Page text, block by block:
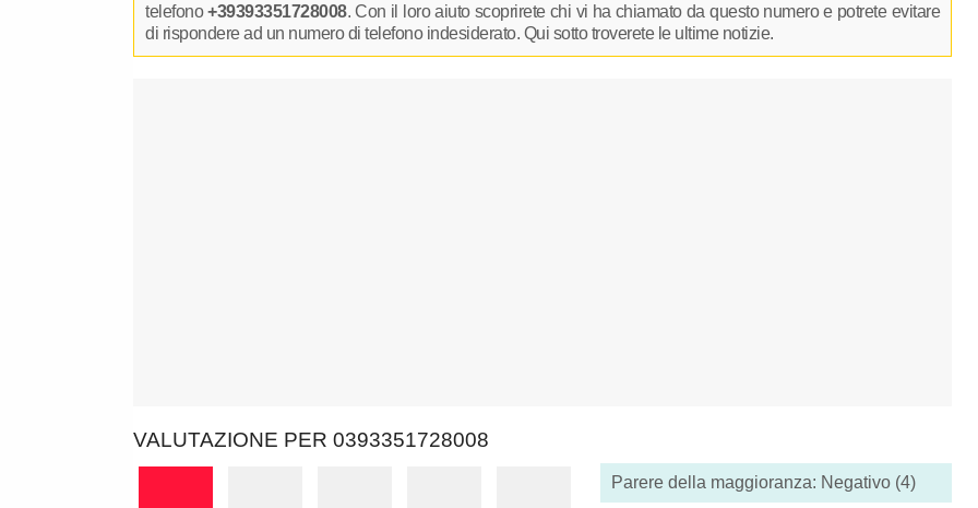
telefono+39393351728008. Con il loro aiuto scoprirete chi vi ha chiamato da questo numero e potrete evitare
di rispondere ad un numero di telefono indesiderato. Qui sotto troverete le ultime notizie.
VALUTAZIONE PER 0393351728008
Parere della maggioranza: Negativo (4)